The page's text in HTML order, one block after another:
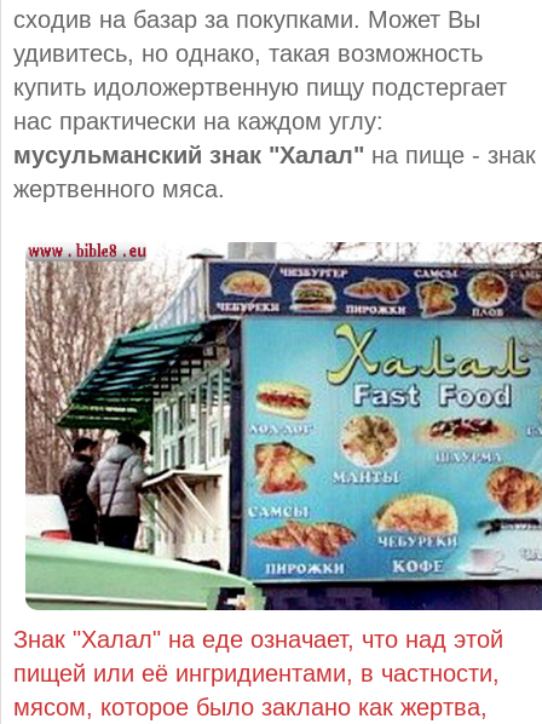
сходив на базар за покупками. Может Вы
удивитесь, но однако, такая возможность
купить идоложертвенную пищу подстергает
нас практически на каждом углу:
мусульманский знак "Халал" на пище - знак
жертвенного мяса.
Знак "Халал" на еде означает, что над этой
пищей или её ингридиентами, в частности,
мясом, которое было заклано как жертва,